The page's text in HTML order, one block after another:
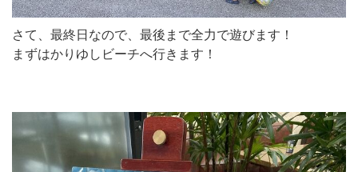
さて、最終日なので、最後まで全力で遊びます！
まずはかりゆしビーチへ行きます！